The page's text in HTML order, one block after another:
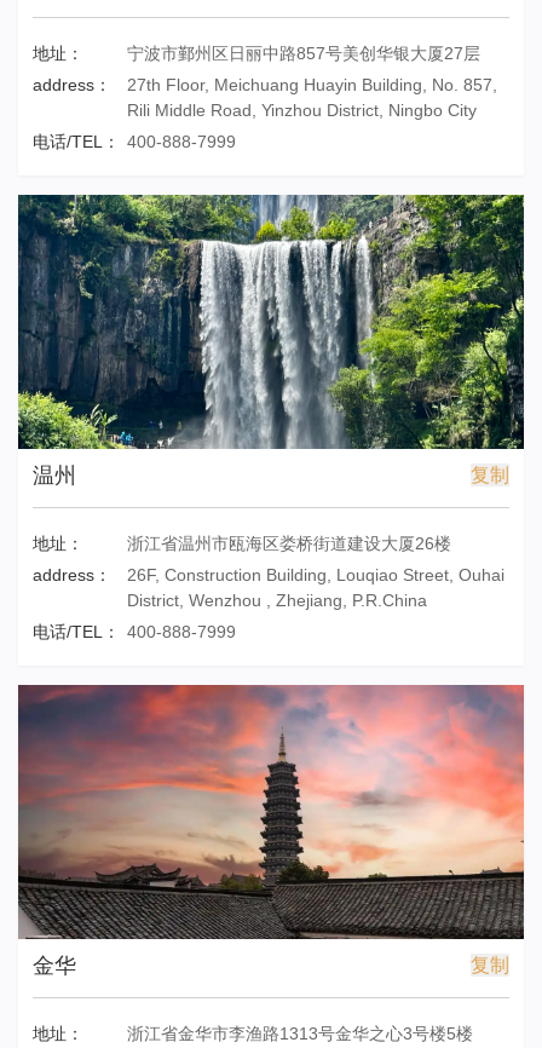
地址：
宁波市鄞州区日丽中路857号美创华银大厦27层
address：
27th Floor, Meichuang Huayin Building, No. 857,
Rili Middle Road, Yinzhou District, Ningbo City
电话/TEL：
400-888-7999
温州 复制
地址：
浙江省温州市瓯海区娄桥街道建设大厦26楼
address：
26F, Construction Building, Louqiao Street, Ouhai
District, Wenzhou , Zhejiang, P.R.China
电话/TEL：
400-888-7999
金华 复制
地址： 浙江省金华市李渔路1313号金华之心3号楼5楼